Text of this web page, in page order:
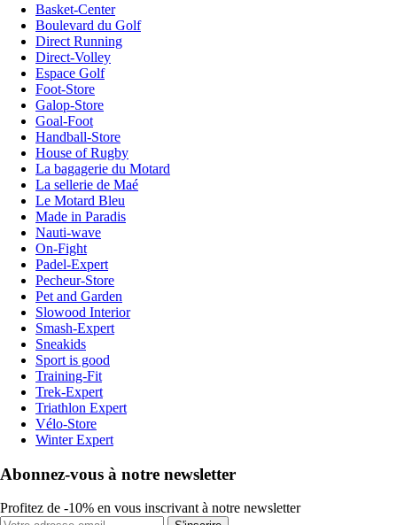
Basket-Center
Boulevard du Golf
Direct Running
Direct-Volley
Espace Golf
Foot-Store
Galop-Store
Goal-Foot
Handball-Store
House of Rugby
La bagagerie du Motard
La sellerie de Maé
Le Motard Bleu
Made in Paradis
Nauti-wave
On-Fight
Padel-Expert
Pecheur-Store
Pet and Garden
Slowood Interior
Smash-Expert
Sneakids
Sport is good
Training-Fit
Trek-Expert
Triathlon Expert
Vélo-Store
Winter Expert
Abonnez-vous à notre newsletter
Profitez de -10% en vous inscrivant à notre newsletter